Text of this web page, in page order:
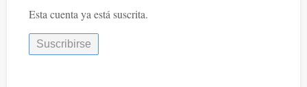
y
literal.
Esta cuenta ya está suscrita.